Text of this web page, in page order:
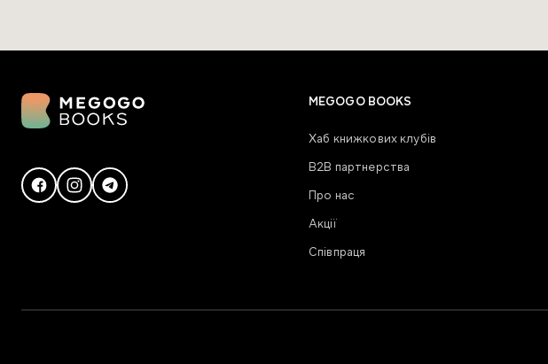
MEGOGO BOOKS
Хаб книжкових клубів
В2В партнерства
Про нас
Акції
Співпраця